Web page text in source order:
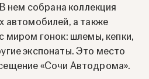
нем собрана коллекция
автомобилей, а также
миром гонок: шлемы, кепки,
экспонаты. Это место
«Сочи Автодрома».